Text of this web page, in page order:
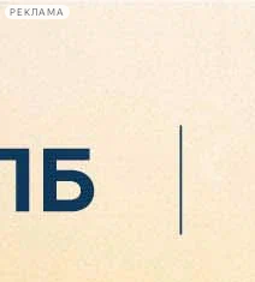
РЕКЛАМА
Сегодня: